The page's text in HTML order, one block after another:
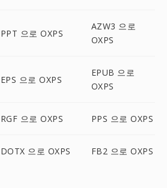
PPT 으로 OXPS
AZW3 으로
OXPS
EPS 으로 OXPS
EPUB 으로
OXPS
RGF 으로 OXPS PPS 으로 OXPS
DOTX 으로 OXPS FB2 으로 OXPS